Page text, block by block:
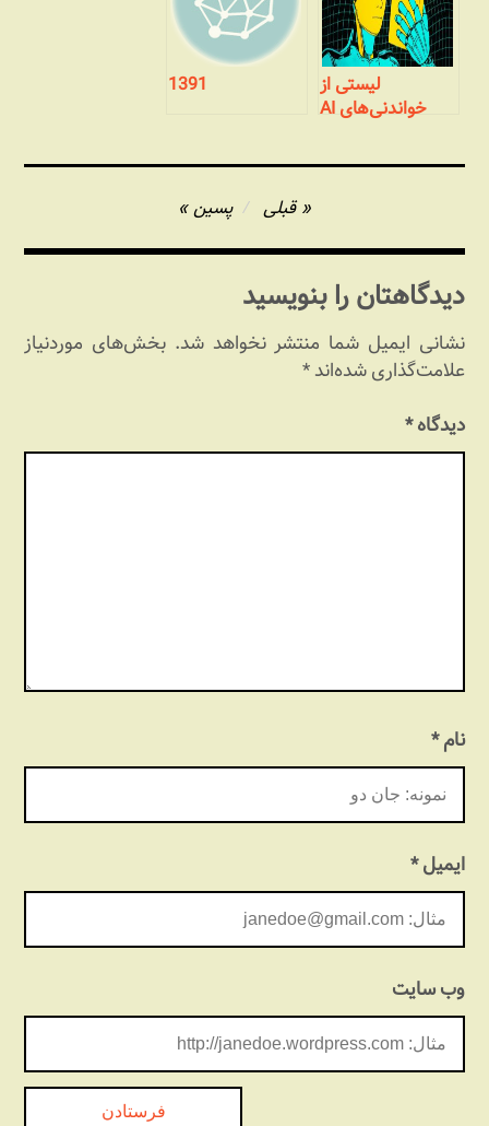
لیستی از
خواندنی‌های AI
1391
نوشته
قبلی پسین
دیدگاهتان را بنویسید
نشانی ایمیل شما منتشر نخواهد شد. بخش‌های موردنیاز
علامت‌گذاری شده‌اند*
دیدگاه*
نام*
ایمیل*
وب‌ سایت